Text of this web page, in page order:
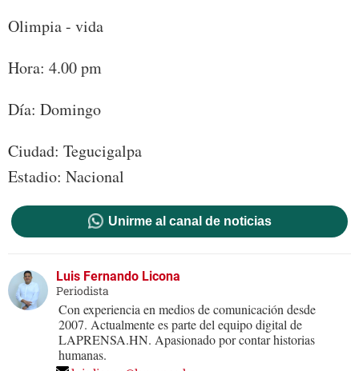
Olimpia - vida
Hora: 4.00 pm
Día: Domingo
Ciudad: Tegucigalpa
Estadio: Nacional
Unirme al canal de noticias
Luis Fernando Licona
Periodista
Con experiencia en medios de comunicación desde
2007. Actualmente es parte del equipo digital de
LAPRENSA.HN. Apasionado por contar historias
humanas.